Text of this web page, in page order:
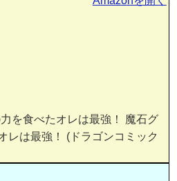
食べたオレは最強！ 魔石グ
は最強！ (ドラゴンコミック